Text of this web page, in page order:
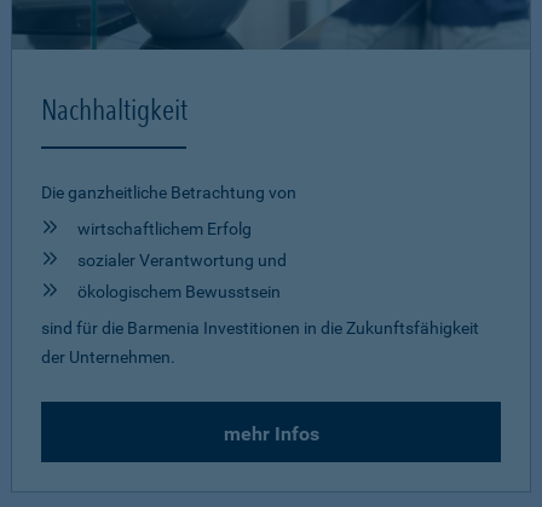
Nachhaltigkeit
Die ganzheitliche Betrachtung von
wirtschaftlichem Erfolg
sozialer Verantwortung und
ökologischem Bewusstsein
sind für die Barmenia Investitionen in die Zukunftsfähigkeit
der Unternehmen.
mehr Infos